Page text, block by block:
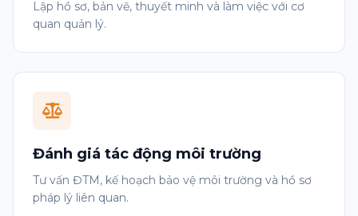
Lập hồ sơ, bản vẽ, thuyết minh và làm việc với cơ
quan quản lý.
Đánh giá tác động môi trường
Tư vấn ĐTM, kế hoạch bảo vệ môi trường và hồ sơ
pháp lý liên quan.